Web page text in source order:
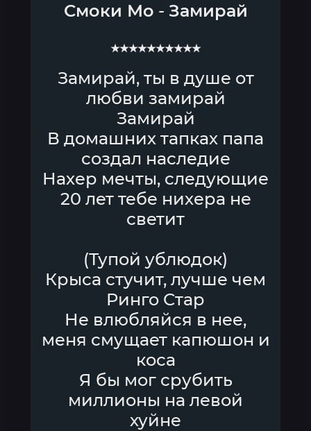
Смоки Мо - Замирай
★★★★★★★★★★
Замирай, ты в душе от
любви замирай
Замирай
В домашних тапках папа
создал наследие
Нахер мечты, следующие
20 лет тебе нихера не
светит
(Тупой ублюдок)
Крыса стучит, лучше чем
Ринго Стар
Не влюбляйся в нее,
меня смущает капюшон и
коса
Я бы мог срубить
миллионы на левой
хуйне